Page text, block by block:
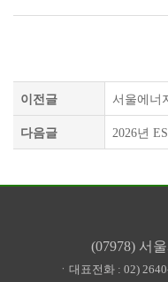
이전글 서울에너
다음글 2026년
(07978) 서
ㆍ대표전화 : 02)